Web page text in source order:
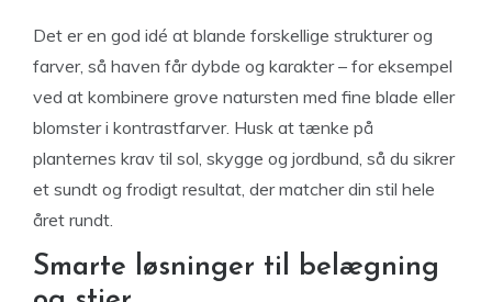
Det er en god idé at blande forskellige strukturer og
farver, så haven får dybde og karakter – for eksempel
ved at kombinere grove natursten med fine blade eller
blomster i kontrastfarver. Husk at tænke på
planternes krav til sol, skygge og jordbund, så du sikrer
et sundt og frodigt resultat, der matcher din stil hele
året rundt.
Smarte løsninger til belægning